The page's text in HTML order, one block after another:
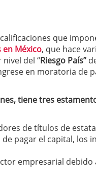
que
en México, que hace
del “Riesgo País”
en moratoria de
tiene tres
de títulos de
pagar el capital, los
empresarial